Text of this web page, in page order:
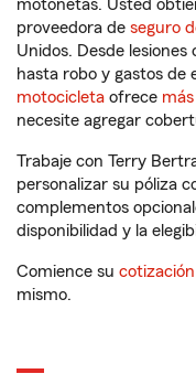
motonetas. Usted
proveedora de seguro
Unidos. Desde
hasta robo y gastos de
motocicleta ofrece
necesite agregar
Trabaje con Terry
personalizar su póliza
complementos
disponibilidad y la
Comience su
mismo.